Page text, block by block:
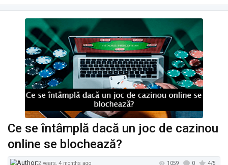
2 years, 3 months ago
Ce se întâmplă dacă un joc de cazinou
online se blochează?